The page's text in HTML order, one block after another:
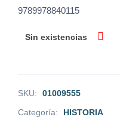
9789978840115
Sin existencias
SKU:
01009555
Categoría:
HISTORIA